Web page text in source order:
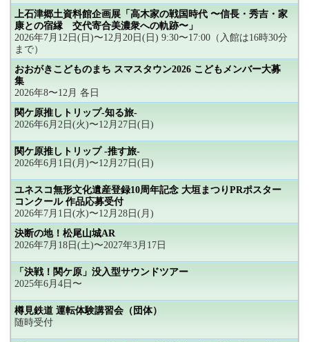
上石津郷土資料館企画展「高木家の戦国時代 〜信長・秀吉・家
康との宿縁 交代寄合美濃衆への軌跡〜」
2026年7月12日(日)〜12月20日(日) 9:30〜17:00（入館は16時30分
まで）
おおがきこどものまち スマスタウン2026 こどもメンバー大募
集
2026年8〜12月 各日
関ケ原推しトリップ-知る旅-
2026年6月2日(火)〜12月27日(日)
関ケ原推しトリップ -推す旅-
2026年6月1日(月)〜12月27日(日)
ユネスコ無形文化遺産登録10周年記念 大垣まつりPRポスター
コンクール 作品応募受付
2026年7月1日(水)〜12月28日(月)
決断の地！松尾山城AR
2026年7月18日(土)〜2027年3月17日
「決戦！関ケ原」没入型サウンドツアー
2025年6月4日〜
樽見鉄道 運転体験講習会（団体）
随時受付